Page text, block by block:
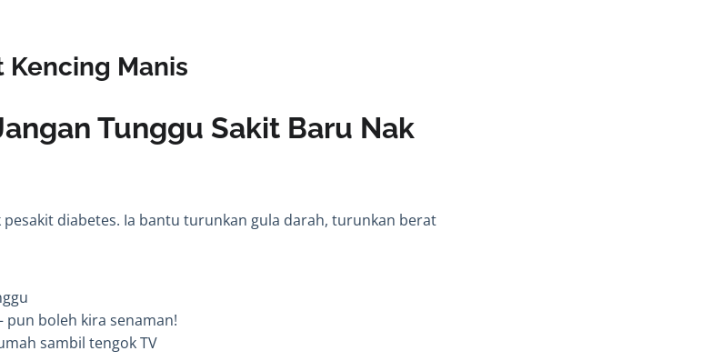
Kencing Manis
Tunggu Sakit Baru Nak
pesakit diabetes. Ia bantu turunkan gula darah, turunkan berat
pun boleh kira senaman!
sambil tengok TV